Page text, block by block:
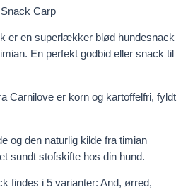
Carp
er en superlækker blød hundesnack
En perfekt godbid eller snack til
Carnilove er korn og kartoffelfri, fyldt
og den naturlig kilde fra timian
sundt stofskifte hos din hund.
findes i 5 varianter: And, ørred,